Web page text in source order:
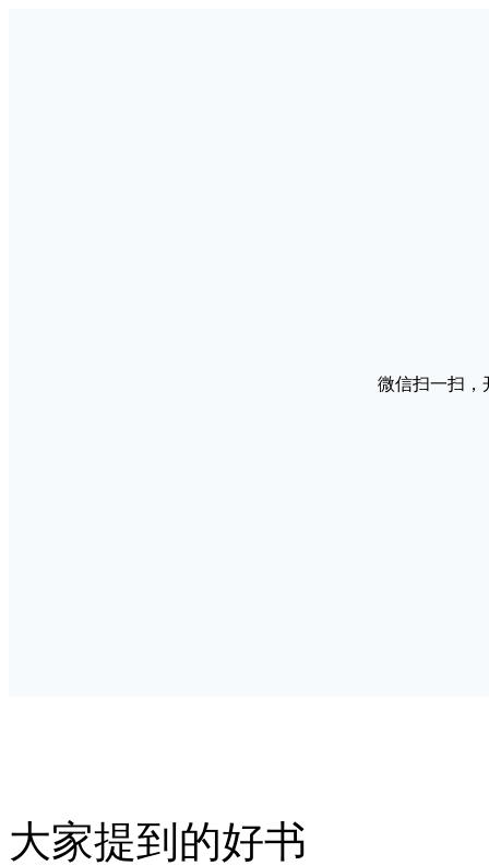
微信扫一扫，
大家提到的好书